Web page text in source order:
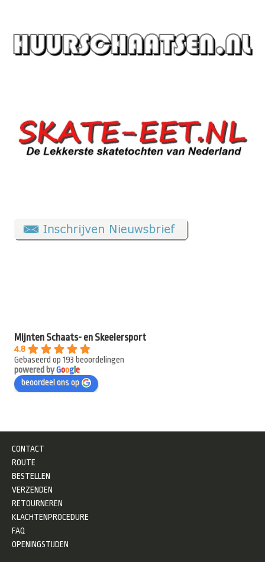
Mijnten Schaats- en Skeelersport
4.8
Gebaseerd op 193 beoordelingen
powered byGooge
beoordeel ons op
CONTACT
ROUTE
BESTELLEN
VERZENDEN
RETOURNEREN
KLACHTENPROCEDURE
FAQ
OPENINGSTIJDEN